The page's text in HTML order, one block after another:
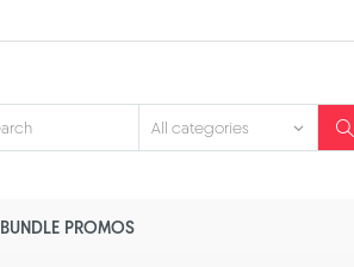
BUNDLE PROMOS